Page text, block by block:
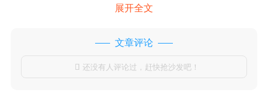
展开全文
文章评论
 还没有人评论过，赶快抢沙发吧！